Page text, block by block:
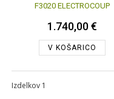
F3020 ELECTROCOUP
1.740,00 €
V KOŠARICO
Izdelkov 1